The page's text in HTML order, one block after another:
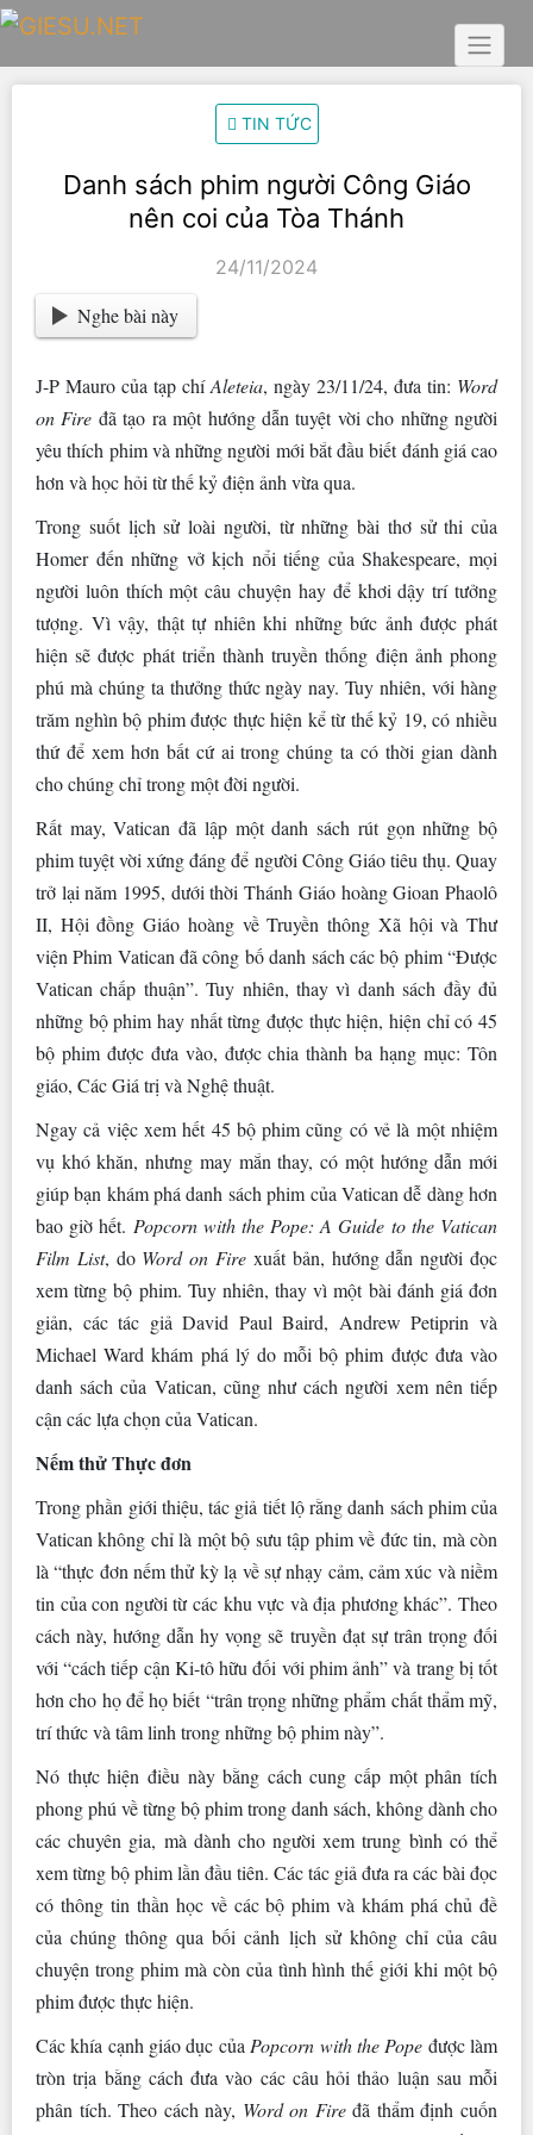
Skip
content
TIN TỨC
Danh sách phim người Công Giáo
nên coi của Tòa Thánh
24/11/2024
Nghe bài này
J-P Mauro của tạp chíAleteia, ngày 23/11/24, đưa tin: Word
on Fire đã tạo ra một hướng dẫn tuyệt vời cho những người
yêu thích phim và những người mới bắt đầu biết đánh giá cao
hơn và học hỏi từ thế kỷ điện ảnh vừa qua.
Trong suốt lịch sử loài người, từ những bài thơ sử thi của
Homer đến những vở kịch nổi tiếng của Shakespeare, mọi
người luôn thích một câu chuyện hay để khơi dậy trí tưởng
tượng. Vì vậy, thật tự nhiên khi những bức ảnh được phát
hiện sẽ được phát triển thành truyền thống điện ảnh phong
phú mà chúng ta thưởng thức ngày nay. Tuy nhiên, với hàng
trăm nghìn bộ phim được thực hiện kể từ thế kỷ 19, có nhiều
thứ để xem hơn bất cứ ai trong chúng ta có thời gian dành
cho chúng chỉ trong một đời người.
Rất may, Vatican đã lập một danh sách rút gọn những bộ
phim tuyệt vời xứng đáng để người Công Giáo tiêu thụ. Quay
trở lại năm 1995, dưới thời Thánh Giáo hoàng Gioan Phaolô
II, Hội đồng Giáo hoàng về Truyền thông Xã hội và Thư
viện Phim Vatican đã công bố danh sách các bộ phim “Được
Vatican chấp thuận”. Tuy nhiên, thay vì danh sách đầy đủ
những bộ phim hay nhất từng được thực hiện, hiện chỉ có 45
bộ phim được đưa vào, được chia thành ba hạng mục: Tôn
giáo, Các Giá trị và Nghệ thuật.
Ngay cả việc xem hết 45 bộ phim cũng có vẻ là một nhiệm
vụ khó khăn, nhưng may mắn thay, có một hướng dẫn mới
giúp bạn khám phá danh sách phim của Vatican dễ dàng hơn
bao giờ hết. Popcorn with the Pope: A Guide to the Vatican
Film List, do Word on Fire xuất bản, hướng dẫn người đọc
xem từng bộ phim. Tuy nhiên, thay vì một bài đánh giá đơn
giản, các tác giả David Paul Baird, Andrew Petiprin và
Michael Ward khám phá lý do mỗi bộ phim được đưa vào
danh sách của Vatican, cũng như cách người xem nên tiếp
cận các lựa chọn của Vatican.
Nếm thử Thực đơn
Trong phần giới thiệu, tác giả tiết lộ rằng danh sách phim của
Vatican không chỉ là một bộ sưu tập phim về đức tin, mà còn
là “thực đơn nếm thử kỳ lạ về sự nhạy cảm, cảm xúc và niềm
tin của con người từ các khu vực và địa phương khác”. Theo
cách này, hướng dẫn hy vọng sẽ truyền đạt sự trân trọng đối
với “cách tiếp cận Ki-tô hữu đối với phim ảnh” và trang bị tốt
hơn cho họ để họ biết “trân trọng những phẩm chất thẩm mỹ,
trí thức và tâm linh trong những bộ phim này”.
Nó thực hiện điều này bằng cách cung cấp một phân tích
phong phú về từng bộ phim trong danh sách, không dành cho
các chuyên gia, mà dành cho người xem trung bình có thể
xem từng bộ phim lần đầu tiên. Các tác giả đưa ra các bài đọc
có thông tin thần học về các bộ phim và khám phá chủ đề
của chúng thông qua bối cảnh lịch sử không chỉ của câu
chuyện trong phim mà còn của tình hình thế giới khi một bộ
phim được thực hiện.
Các khía cạnh giáo dục của Popcorn with the Pope được làm
tròn trịa bằng cách đưa vào các câu hỏi thảo luận sau mỗi
phân tích. Theo cách này, Word on Fiređã thẩm định cuốn